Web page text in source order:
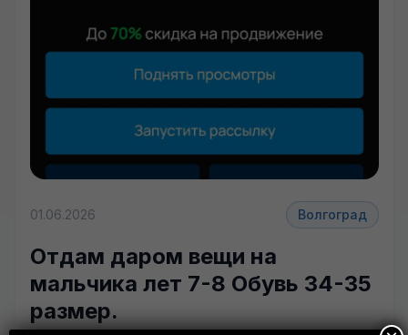
01.06.2026 Волгоград
Отдам даром вещи на
мальчика лет 7-8 Обувь 34-35
размер.